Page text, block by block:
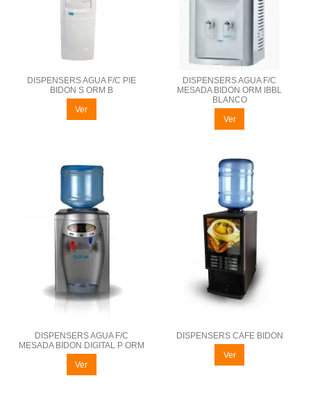
DISPENSERS AGUA F/C PIE
BIDON S ORM B
Ver
DISPENSERS AGUA F/C
MESADA BIDON ORM IBBL
BLANCO
Ver
DISPENSERS AGUA F/C
MESADA BIDON DIGITAL P ORM
Ver
DISPENSERS CAFE BIDON
Ver